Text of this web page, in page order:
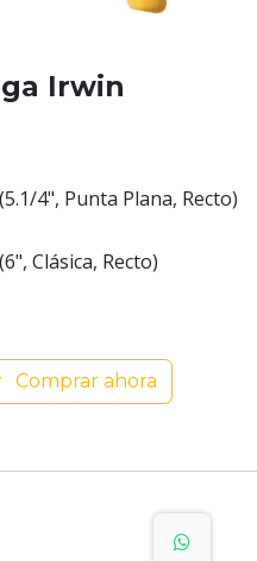
Irwin
4", Punta Plana, Recto)
Clásica, Recto)
Comprar ahora